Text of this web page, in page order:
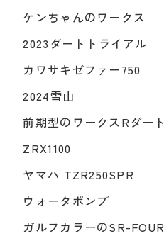
ケンちゃんのワークス
2023ダートトライアル
カワサキゼファー750
2024雪山
前期型のワークスRダート
ZRX1100
ヤマハ TZR250SPR
ウォータポンプ
ガルフカラーのSR-FOUR